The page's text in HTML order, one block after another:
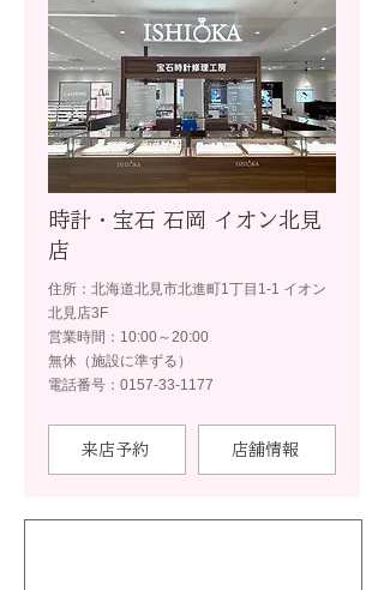
時計・宝石 石岡 イオン北見
店
住所：北海道北見市北進町1丁目1-1 イオン
北見店3F
営業時間：10:00～20:00
無休（施設に準ずる）
電話番号：0157-33-1177
来店予約 店舗情報